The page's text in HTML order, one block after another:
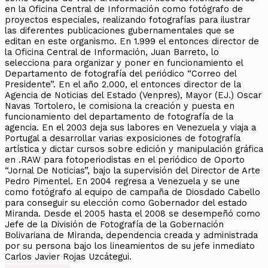
en la Oficina Central de Información como fotógrafo de
proyectos especiales, realizando fotografías para ilustrar
las diferentes publicaciones gubernamentales que se
editan en este organismo. En 1.999 el entonces director de
la Oficina Central de Información, Juan Barreto, lo
selecciona para organizar y poner en funcionamiento el
Departamento de fotografía del periódico “Correo del
Presidente”. En el año 2.000, el entonces director de la
Agencia de Noticias del Estado (Venpres), Mayor (EJ.) Oscar
Navas Tortolero, le comisiona la creación y puesta en
funcionamiento del departamento de fotografía de la
agencia. En el 2003 deja sus labores en Venezuela y viaja a
Portugal a desarrollar varias exposiciones de fotografía
artística y dictar cursos sobre edición y manipulación gráfica
en .RAW para fotoperiodistas en el periódico de Oporto
“Jornal De Noticias”, bajo la supervisión del Director de Arte
Pedro Pimentel. En 2004 regresa a Venezuela y se une
como fotógrafo al equipo de campaña de Diosdado Cabello
para conseguir su elección como Gobernador del estado
Miranda. Desde el 2005 hasta el 2008 se desempeñó como
Jefe de la División de Fotografía de la Gobernación
Bolivariana de Miranda, dependencia creada y administrada
por su persona bajo los lineamientos de su jefe inmediato
Carlos Javier Rojas Uzcátegui.